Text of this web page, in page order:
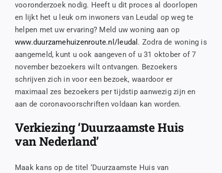
vooronderzoek nodig. Heeft u dit proces al doorlopen
en lijkt het u leuk om inwoners van Leudal op weg te
helpen met uw ervaring? Meld uw woning aan op
www.duurzamehuizenroute.nl/leudal . Zodra de woning is
aangemeld, kunt u ook aangeven of u 31 oktober of 7
november bezoekers wilt ontvangen. Bezoekers
schrijven zich in voor een bezoek, waardoor er
maximaal zes bezoekers per tijdstip aanwezig zijn en
aan de coronavoorschriften voldaan kan worden.
Verkiezing ‘Duurzaamste Huis
van Nederland’
Maak kans op de titel ‘Duurzaamste Huis van